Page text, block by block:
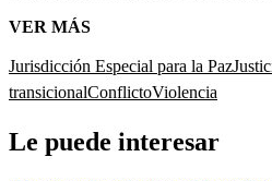
VER MÁS
Jurisdicción Especial para la Paz
transicionalConflictoViolencia
Le puede interesar